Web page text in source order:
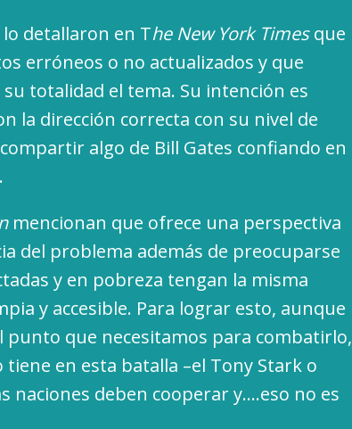
detallaron en The New York Timesque
erróneos o no actualizados y que
totalidad el tema. Su intención es
la dirección correcta con su nivel de
algo de Bill Gates confiando en
mencionan que ofrece una perspectiva
del problema además de preocuparse
y en pobreza tengan la misma
y accesible. Para lograr esto, aunque
punto que necesitamos para combatirlo,
en esta batalla –el Tony Stark o
naciones deben cooperar y….eso no es